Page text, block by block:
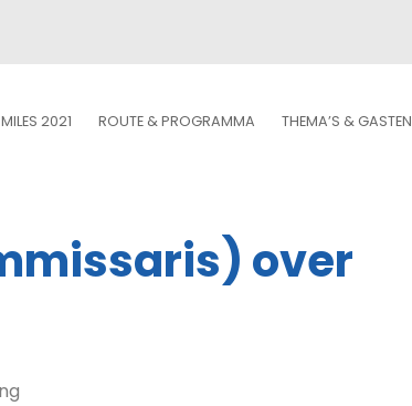
2021 ROUTE & PROGRAMMA THEMA’S & GASTEN
over